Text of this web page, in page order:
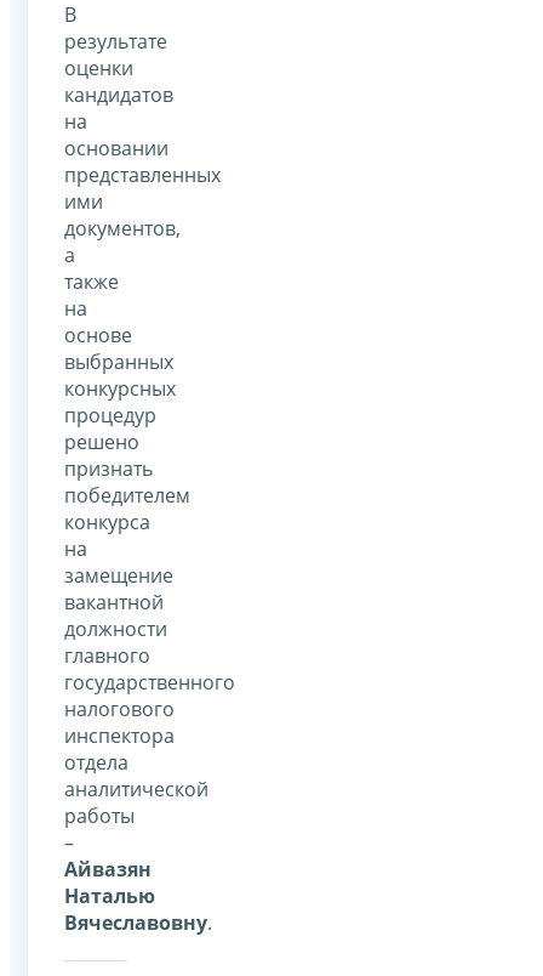
В
результате
оценки
кандидатов
на
основании
представленных
ими
документов,
а
также
на
основе
выбранных
конкурсных
процедур
решено
признать
победителем
конкурса
на
замещение
вакантной
должности
главного
государственного
налогового
инспектора
отдела
аналитической
работы
–
Айвазян
Наталью
Вячеславовну.